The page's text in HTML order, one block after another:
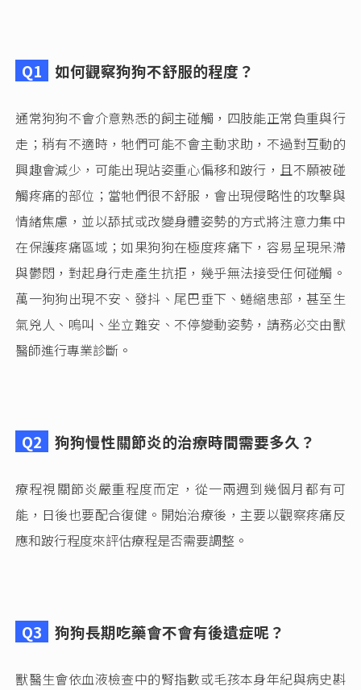
Q1 如何觀察狗狗不舒服的程度？
通常狗狗不會介意熟悉的飼主碰觸，四肢能正常負重與行
走；稍有不適時，牠們可能不會主動求助，不過對互動的
興趣會減少，可能出現站姿重心偏移和跛行，且不願被碰
觸疼痛的部位；當牠們很不舒服，會出現侵略性的攻擊與
情緒焦慮，並以舔拭或改變身體姿勢的方式將注意力集中
在保護疼痛區域；如果狗狗在極度疼痛下，容易呈現呆滯
與鬱悶，對起身行走產生抗拒，幾乎無法接受任何碰觸。
萬一狗狗出現不安、發抖、尾巴垂下、蜷縮患部，甚至生
氣兇人、嗚叫、坐立難安、不停變動姿勢，請務必交由獸
醫師進行專業診斷。
Q2 狗狗慢性關節炎的治療時間需要多久？
療程視關節炎嚴重程度而定，從一兩週到幾個月都有可
能，日後也要配合復健。開始治療後，主要以觀察疼痛反
應和跛行程度來評估療程是否需要調整。
Q3 狗狗長期吃藥會不會有後遺症呢？
獸醫生會依血液檢查中的腎指數或毛孩本身年紀與病史斟